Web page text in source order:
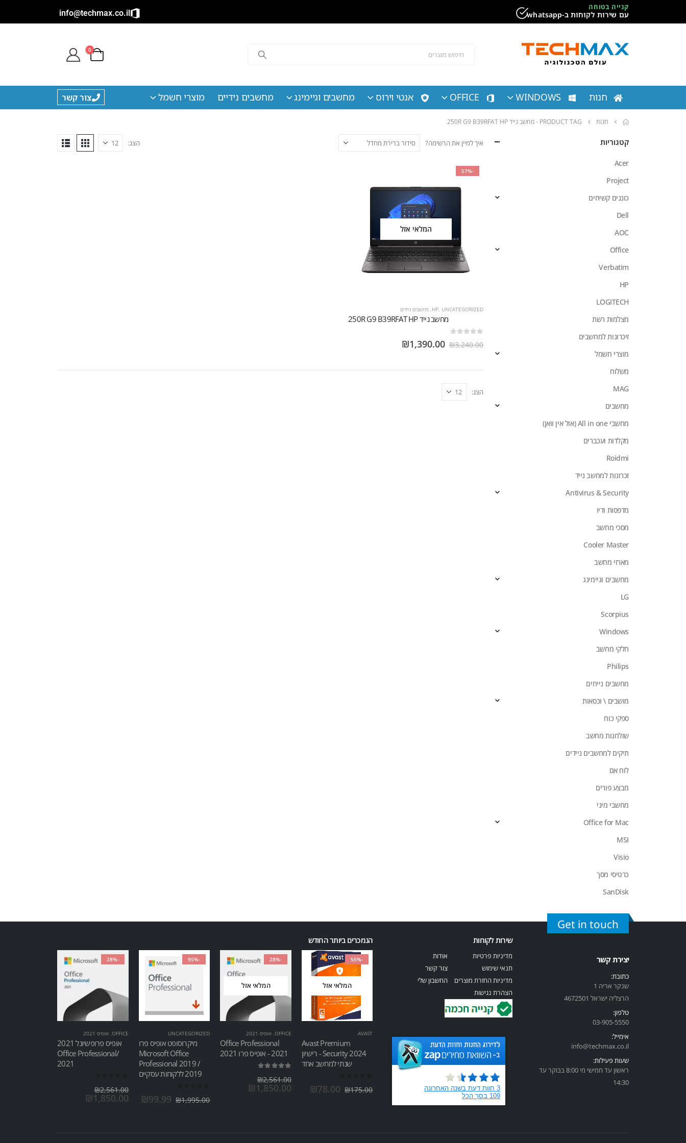
קנייה בטוחה
עם שירות לקוחות ב-whatsapp info@techmax.co.il
0
חנות WINDOWS
OFFICE אנטי וירוס מחשבים וגיימינג מחשבים נידיים מוצרי חשמל צור קשר
חנות PRODUCT TAG - מחשב נייד 250R G9‎ B39RFAT HP
איך למיין את הרשימה? הצג:
-57%
המלאי אזל
HP, UNCATEGORIZED
, מחשבים ניידים
מחשב נייד 250R G9‎ B39RFAT HP
₪3,240.00
₪1,390.00
הצג:
קטגוריות
Acer
Project
כוננים קשיחים
Dell
AOC
Office
Verbatim
HP
LOGITECH
מצלמות רשת
זיכרונות למחשבים
מוצרי חשמל
משלוח
MAG
מחשבים
מחשבי All in one (אול אין וואן)
מקלדות ועכברים
Roidmi
זכרונות למחשב נייד
Antivirus & Security
מדפסות ודיו
מסכי מחשב
Cooler Master
מארזי מחשב
מחשבים וגיימינג
LG
Scorpius
Windows
חלקי מחשב
Philips
מחשבים נייחים
מושבים \ וכסאות
ספקי כוח
שולחנות מחשב
תיקים למחשבים ניידים
לוח אם
מבצע פורים
מחשבי מיני
Office for Mac
MSI
Visio
כרטיסי מסך
SanDisk
Get in touch
יצירת קשר
כתובת:
שנקר אריה 1
הרצליה ישראל 4672501
טלפון:
03-905-5550
אימייל:
info@techmax.co.il
שעות פעילות:
ראשון עד חמישי מי 8:00 בבוקר עד
14:30
שירות לקוחות
מדיניות פרטיות
תנאי שימוש
מדיניות החזרת מוצרים
הצהרת נגישות
אודות
צור קשר
החשבון שלי
הנמכרים ביותר החודש
-55%
המלאי אזל
AVAST
Avast Premium
Security 2024 - רישיון
שנתי למחשב אחד
₪175.00
₪78.00
-28%
המלאי אזל
OFFICE
, אופיס 2021
Office Professional
2021 - אופיס פרו 2021
₪2,561.00
₪1,850.00
-95%
UNCATEGORIZED
מיקרוסופט אופיס פרו
Microsoft Office
Professional 2019 /
2019 ללקוחות עסקיים
₪1,995.00
₪99.99
-28%
OFFICE
, אופיס 2021
אופיס פרופשיונל 2021
/Office Professional
2021
₪2,561.00
₪1,850.00